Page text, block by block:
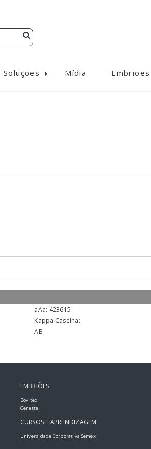
Soluções Mídia Embriões
aAa: 423615
Kappa Caseína:
AB
EMBRIÕES
Boviteq
Cenatte
CURSOS E APRENDIZAGEM
Universidade Corporativa Semex